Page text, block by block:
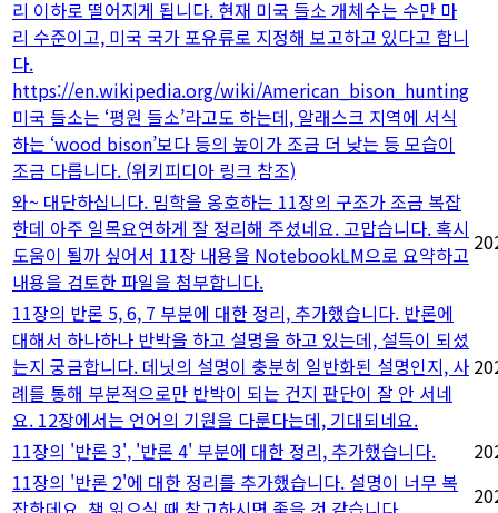
리 이하로 떨어지게 됩니다. 현재 미국 들소 개체수는 수만 마
리 수준이고, 미국 국가 포유류로 지정해 보고하고 있다고 합니
다.
https://en.wikipedia.org/wiki/American_bison_hunting
미국 들소는 ‘평원 들소’라고도 하는데, 알래스크 지역에 서식
하는 ‘wood bison’보다 등의 높이가 조금 더 낮는 등 모습이
조금 다릅니다. (위키피디아 링크 참조)
와~ 대단하십니다. 밈학을 옹호하는 11장의 구조가 조금 복잡
한데 아주 일목요연하게 잘 정리해 주셨네요. 고맙습니다. 혹시
도움이 될까 싶어서 11장 내용을 NotebookLM으로 요약하고
내용을 검토한 파일을 첨부합니다.
11장의 반론 5, 6, 7 부분에 대한 정리, 추가했습니다. 반론에
대해서 하나하나 반박을 하고 설명을 하고 있는데, 설득이 되셨
는지 궁금합니다. 데닛의 설명이 충분히 일반화된 설명인지, 사
례를 통해 부분적으로만 반박이 되는 건지 판단이 잘 안 서네
요. 12장에서는 언어의 기원을 다룬다는데, 기대되네요.
11장의 '반론 3', '반론 4' 부분에 대한 정리, 추가했습니다.
11장의 '반론 2'에 대한 정리를 추가했습니다. 설명이 너무 복